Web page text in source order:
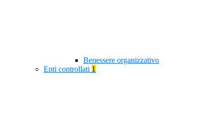
Benessere organizzativo
Enti controllati 1